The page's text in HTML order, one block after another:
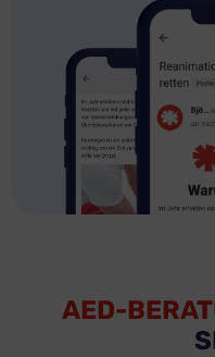
AED-